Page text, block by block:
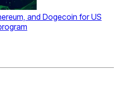
and Dogecoin for US